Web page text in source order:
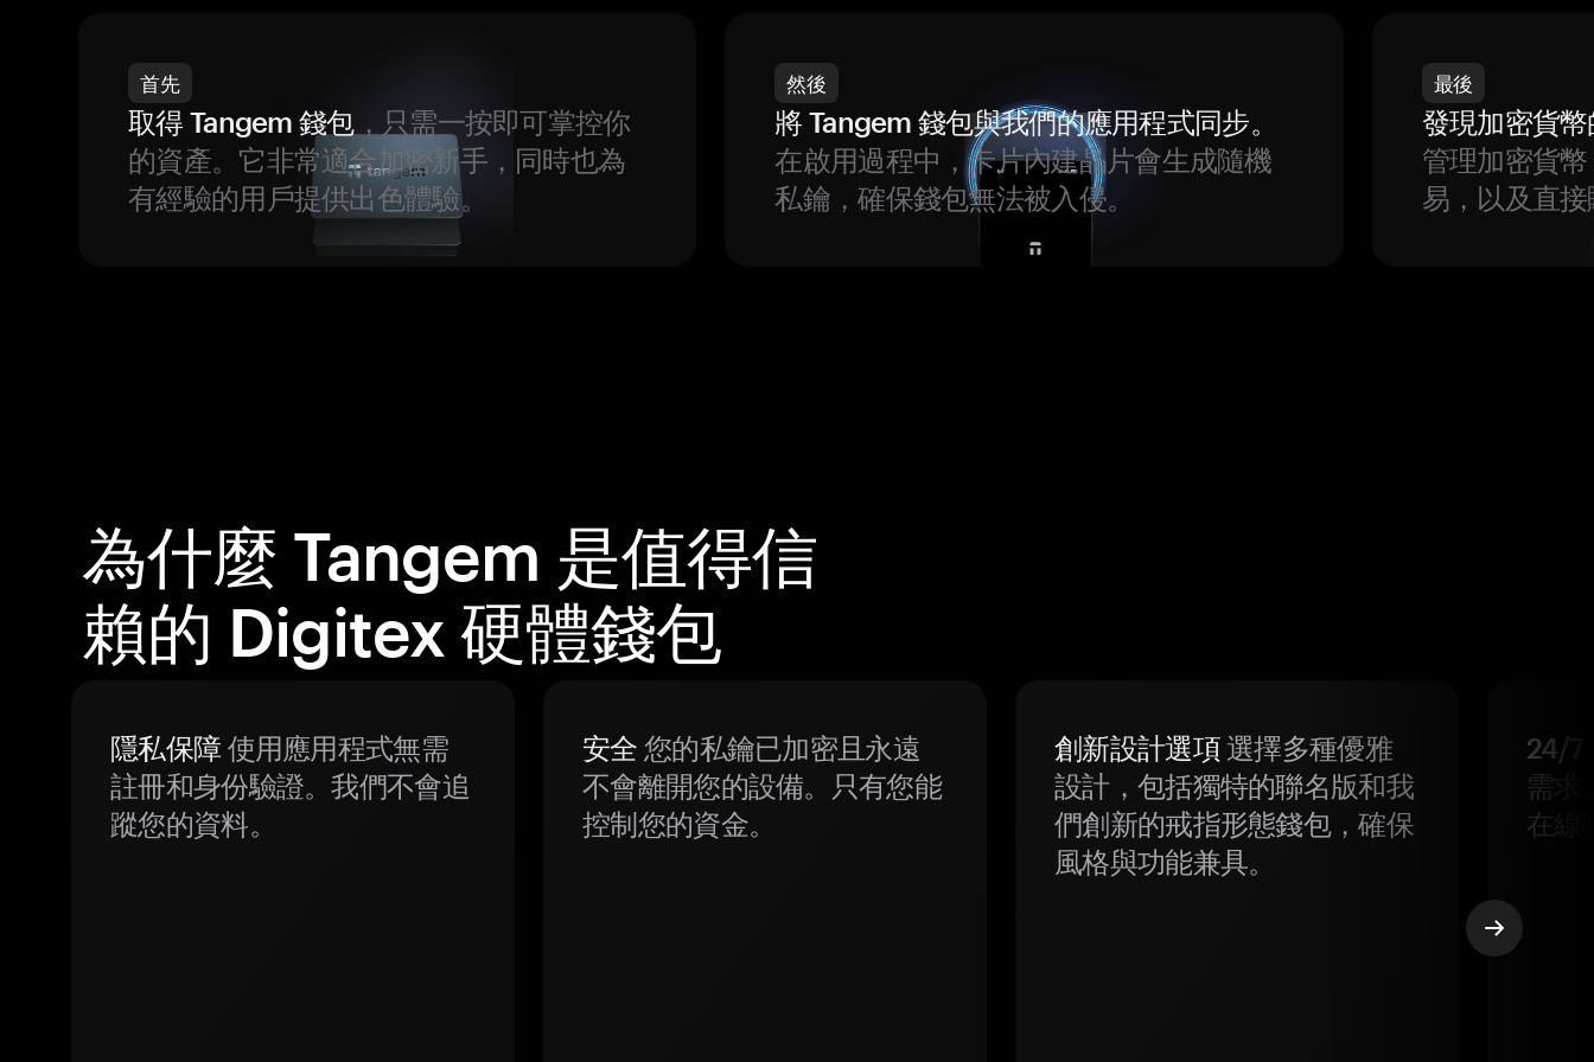
首先
取得 Tangem 錢包，只需一按即可掌控你
的資產。它非常適合加密新手，同時也為
有經驗的用戶提供出色體驗。
然後
將 Tangem 錢包與我們的應用程式同步。
在啟用過程中，卡片內建晶片會生成隨機
私鑰，確保錢包無法被入侵。
最後
發現加密貨
管理加密貨
易，以及直
為什麼 Tangem 是值得信
賴的 Digitex 硬體錢包
隱私保障使用應用程式無需
註冊和身份驗證。我們不會追
蹤您的資料。
安全 您的私鑰已加密且永遠
不會離開您的設備。只有您能
控制您的資金。
創新設計選項選擇多種優雅
設計，包括獨特的聯名版和我
們創新的戒指形態錢包，確保
風格與功能兼具。
24/7
需求
在線